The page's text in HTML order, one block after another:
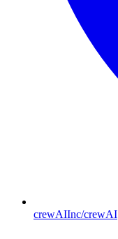
crewAIInc/crewAI